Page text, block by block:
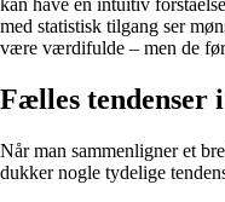
kan have en intuitiv
med statistisk tilgang ser
være værdifulde – men de
Fælles tendenser
Når man sammenligner et
dukker nogle tydelige